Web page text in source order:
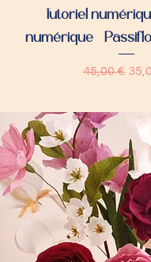
Tutoriel
numérique -
Prix original
45,00 €